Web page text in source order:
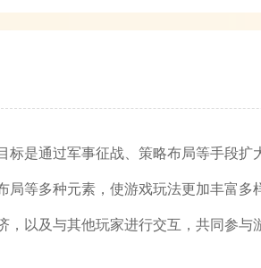
是通过军事征战、策略布局等手段扩
等多种元素，使游戏玩法更加丰富多
以及与其他玩家进行交互，共同参与